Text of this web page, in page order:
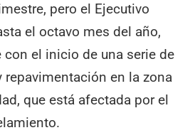
pero el Ejecutivo
el octavo mes del año,
el inicio de una serie de
repavimentación en la zona
que está afectada por el